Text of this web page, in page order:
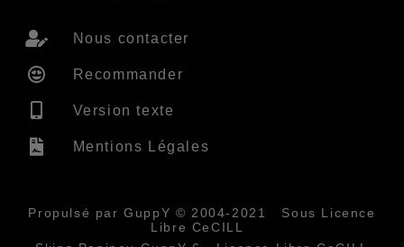
Nous contacter
Recommander
Version texte
Mentions Légales
Propulsé par GuppY © 2004-2021
Sous Licence
Libre CeCILL